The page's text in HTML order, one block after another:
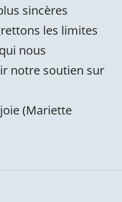
sincères
les limites
nous
notre soutien sur
(Mariette